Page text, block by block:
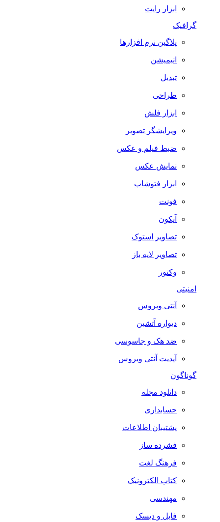
ابزار رایت
گرافیک
پلاگین نرم افزارها
انیمیشن
تبدیل
طراحی
ابزار فلش
ویرایشگر تصویر
ضبط فيلم و عكس
نمایش عکس
ابزار فتوشاپ
فونت
آیکون
تصاویر استوک
تصاویر لایه باز
وکتور
امنیتی
آنتی ویروس
دیواره آتشین
ضد هک و جاسوسی
آپدیت آنتی ویروس
گوناگون
دانلود مجله
حسابداری
پشتیبان اطلاعات
فشرده ساز
فرهنگ لغت
کتاب الکترونیک
مهندسی
فایل و دیسک